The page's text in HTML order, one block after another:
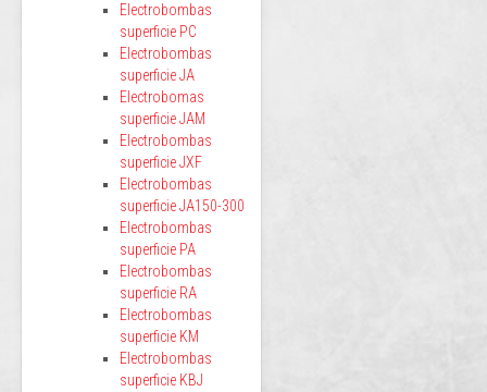
Electrobombas
superficie PC
Electrobombas
superficie JA
Electrobomas
superficie JAM
Electrobombas
superficie JXF
Electrobombas
superficie JA150-300
Electrobombas
superficie PA
Electrobombas
superficie RA
Electrobombas
superficie KM
Electrobombas
superficie KBJ